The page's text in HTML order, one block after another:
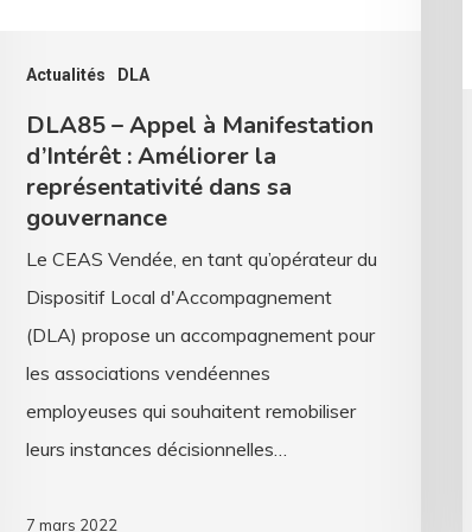
Actualités DLA
dans
gouvernance
DLA85 – Appel à Manifestation
d’Intérêt : Améliorer la
représentativité dans sa
gouvernance
Le CEAS Vendée, en tant qu’opérateur du
Dispositif Local d'Accompagnement
(DLA) propose un accompagnement pour
les associations vendéennes
employeuses qui souhaitent remobiliser
leurs instances décisionnelles…
7 mars 2022